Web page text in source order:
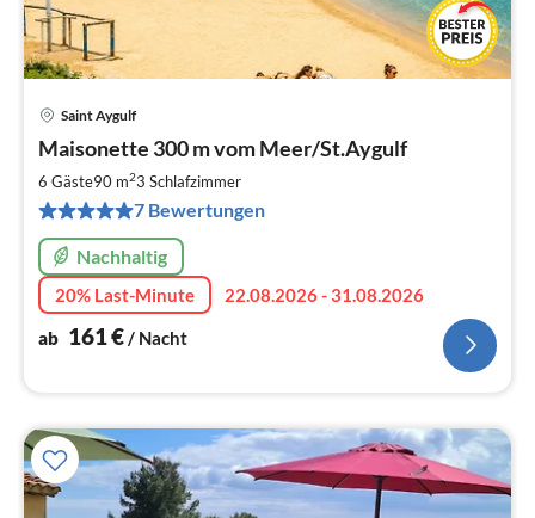
Saint Aygulf
Maisonette 300 m vom Meer/St.Aygulf
6 Gäste90 m23 Schlafzimmer
7 Bewertungen
Nachhaltig
20% Last-Minute
22.08.2026 - 31.08.2026
ab 161€/ Nacht